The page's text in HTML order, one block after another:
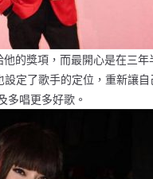
他的獎項，而最開心是在三
定了歌手的定位，重新讓
多唱更多好歌。